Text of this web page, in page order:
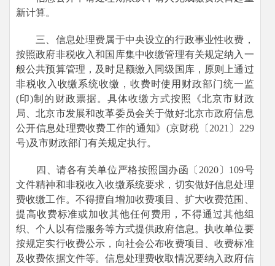
新计算。
三、信息处理费属于中央设立的行政事业性收费，
按照政府非税收入和国库集中收缴管理有关规定纳入一
般公共预算管理，及时足额缴入同级国库，原则上通过
非税收入收缴系统收缴，收费时使用财政部门统一监
(印)制的财政票据。具体收缴方式按照《北京市财政
局、北京市发展和改革委员会关于做好北京市政府信息
公开信息处理费收费工作的通知》(京财税〔2021〕229
号)及市财政部门有关规定执行。
四、请各有关单位严格按照国办函〔2020〕109号
文件精神和非税收入收缴系统要求，切实做好信息处理
费收缴工作。不得擅自增加收费项目、扩大收费范围、
提高收费标准或加收其他任何费用，不得通过其他组
织、个人以有偿服务等方式提供政府信息。执收单位要
按规定实行收费公示，向社会公布收费项目、收费标准
及收费依据文件等。信息处理费收取情况要纳入政府信